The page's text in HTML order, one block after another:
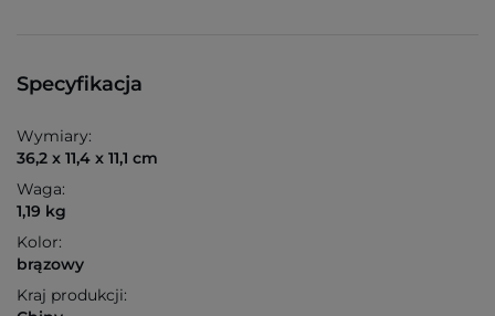
Specyfikacja
Wymiary:
36,2 x 11,4 x 11,1 cm
Waga:
1,19 kg
Kolor:
brązowy
Kraj produkcji: